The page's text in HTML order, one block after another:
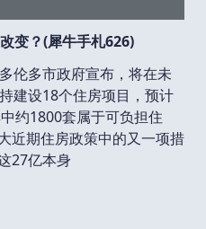
变？(犀牛手札626)
伦多市政府宣布，将在未
建设18个住房项目，预计
约1800套属于可负担住
近期住房政策中的又一项措
27亿本身